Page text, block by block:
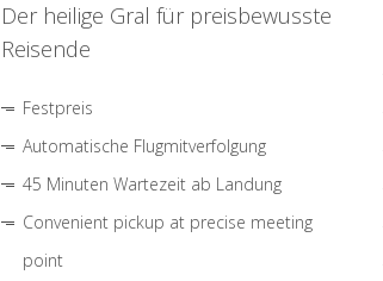
Der heilige Gral für preisbewusste
Reisende
Festpreis
Automatische Flugmitverfolgung
45 Minuten Wartezeit ab Landung
Convenient pickup at precise meeting
point